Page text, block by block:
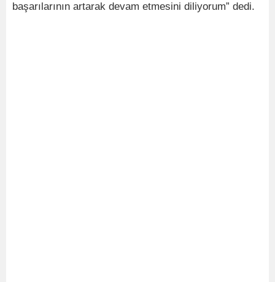
başarılarının artarak devam etmesini diliyorum” dedi.